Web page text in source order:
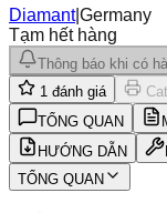
Diamant|Germany
Tạm hết hàng
Thông báo khi có
1 đánh giá
TỔNG QUAN
HƯỚNG DẪN
TỔNG QUAN